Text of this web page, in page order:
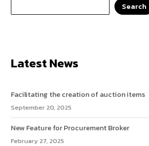
Search
Latest News
Facilitating the creation of auction items
September 20, 2025
New Feature for Procurement Broker
February 27, 2025